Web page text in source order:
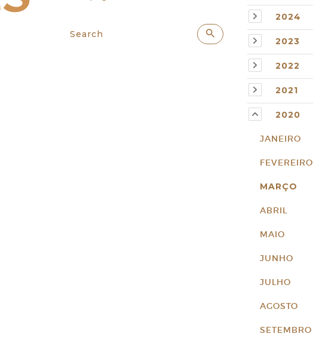
2024
2023
2022
2021
2020
JANEIRO
FEVEREIRO
MARÇO
ABRIL
MAIO
JUNHO
JULHO
AGOSTO
SETEMBRO